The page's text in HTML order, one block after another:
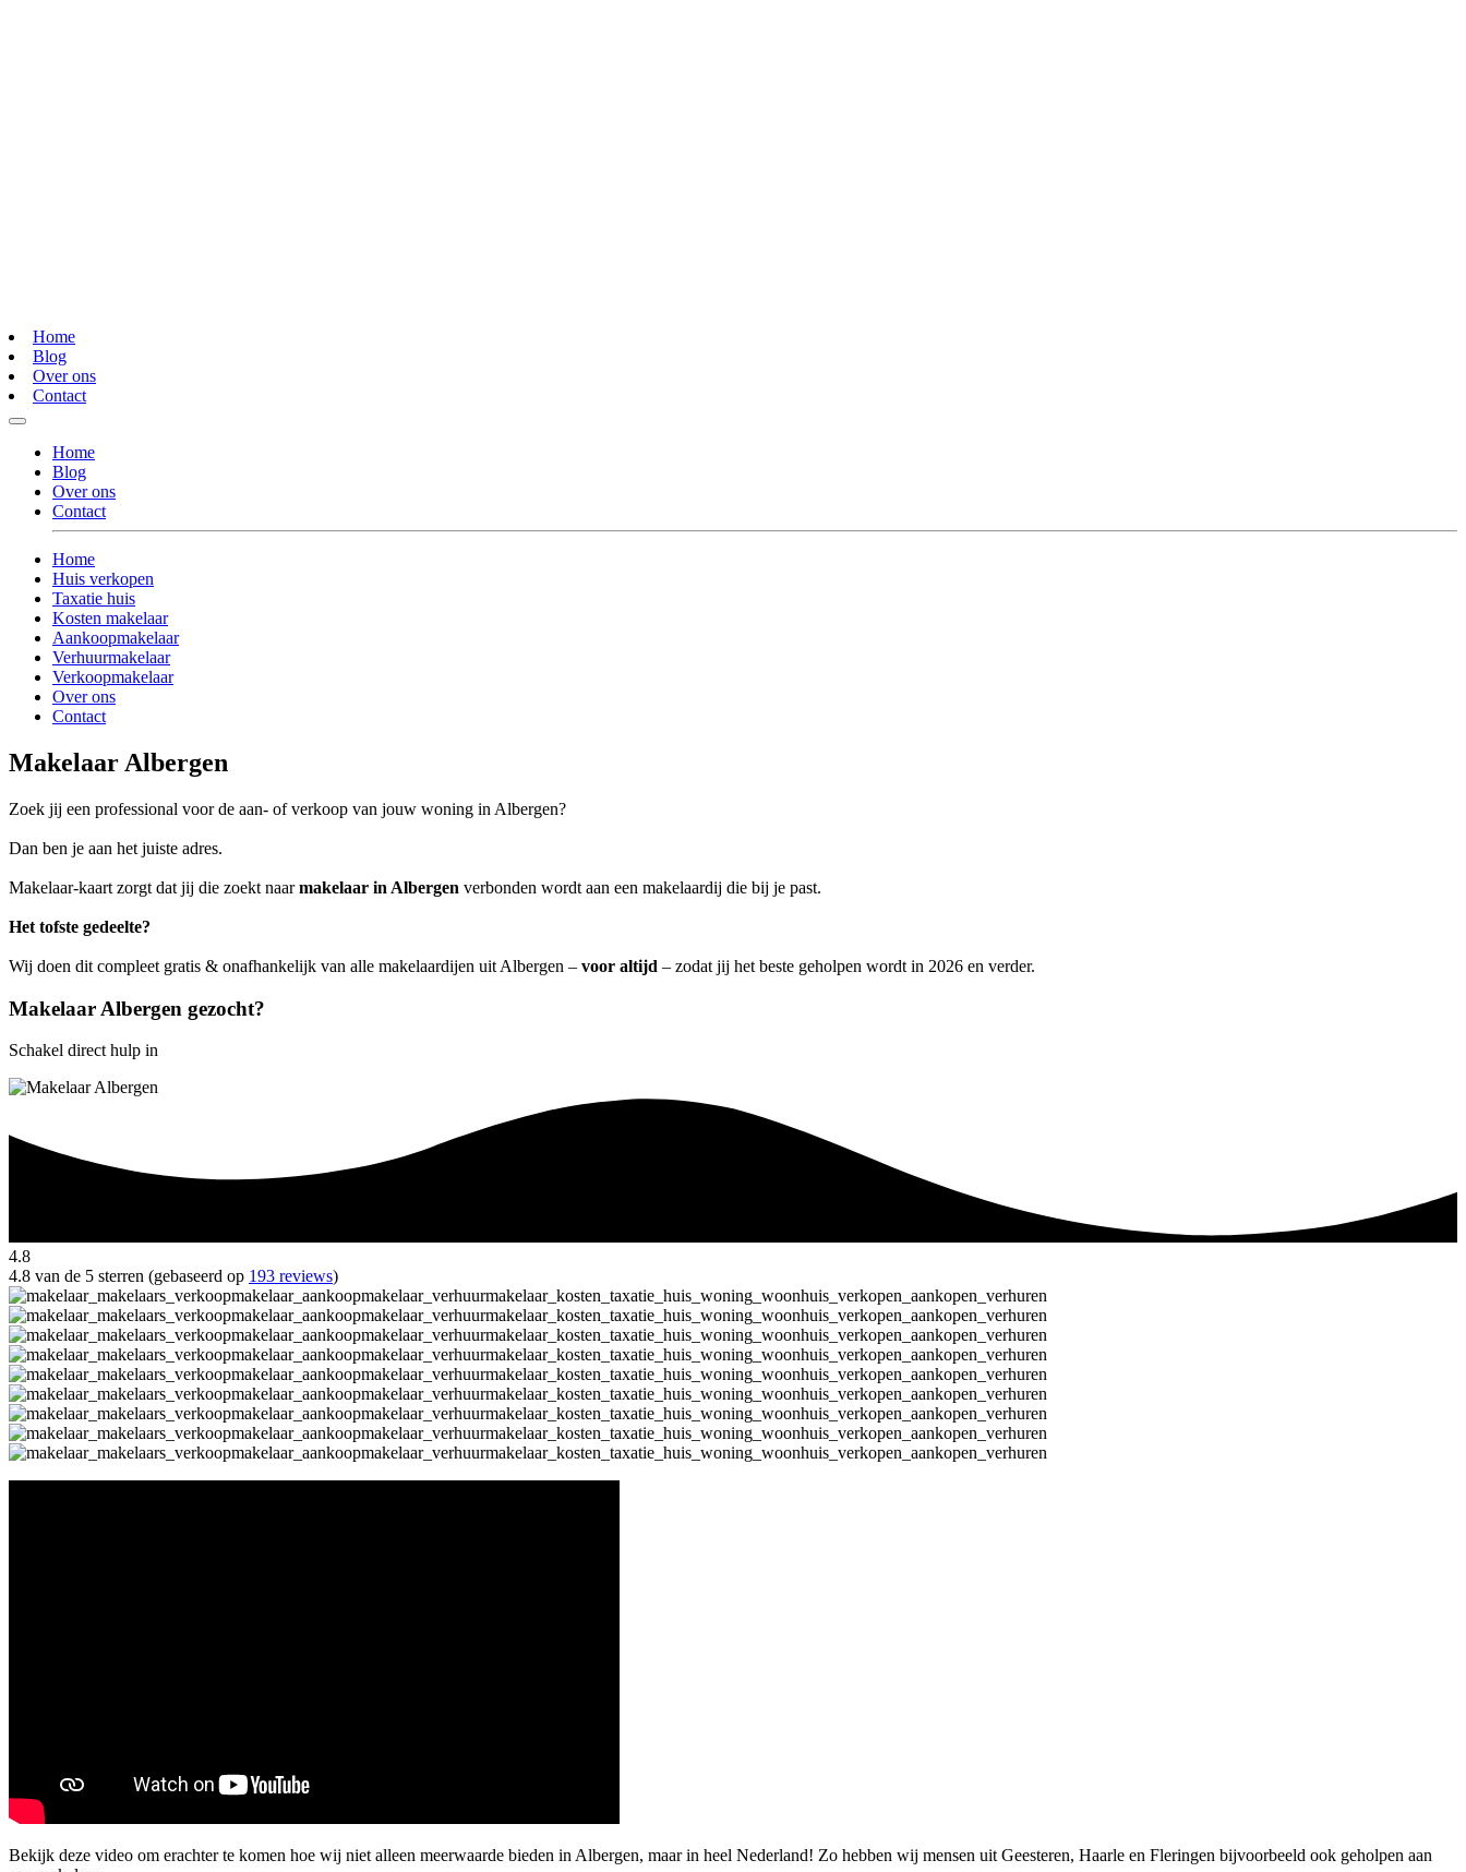
Home
Blog
Over ons
Contact
Home
Blog
Over ons
Contact
Home
Huis verkopen
Taxatie huis
Kosten makelaar
Aankoopmakelaar
Verhuurmakelaar
Verkoopmakelaar
Over ons
Contact
Makelaar Albergen
Zoek jij een professional voor de aan- of verkoop van jouw woning in Albergen?
Dan ben je aan het juiste adres.
Makelaar-kaart zorgt dat jij die zoekt naarmakelaar in Albergen verbonden wordt aan een makelaardij die bij je past.
Het tofste gedeelte?
Wij doen dit compleet gratis & onafhankelijk van alle makelaardijen uit Albergen – voor altijd – zodat jij het beste geholpen wordt in 2026 en verder.
Makelaar Albergen gezocht?
Schakel direct hulp in
4.8
4.8 van de 5 sterren (gebaseerd op 193 reviews)
Bekijk deze video om erachter te komen hoe wij niet alleen meerwaarde bieden in Albergen, maar in heel Nederland! Zo hebben wij mensen uit Geesteren, Haarle en Fleringen bijvoorbeeld ook geholpen aan